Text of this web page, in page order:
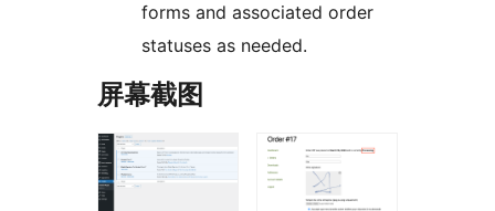
forms and associated order
statuses as needed.
屏幕截图